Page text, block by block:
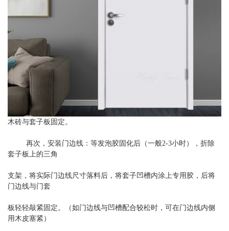
木砖与套子板固定。
再次，安装门边线：等发泡胶固化后（一般2-3小时），折除
套子板上的三角
支架，将实际门边线尺寸落料后，将套子凹槽内涂上专用胶，后将
门边线与门套
板轻轻敲紧固定。（如门边线与凹槽配合较松时，可在门边线内侧
用木皮塞紧）